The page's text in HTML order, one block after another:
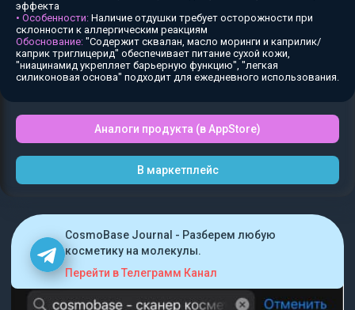
эффекта
• Особенности: Наличие отдушки требует осторожности при
склонности к аллергическим реакциям
Обоснование: "Содержит сквалан, масло моринги и каприлик/
каприк триглицерид" обеспечивает питание сухой кожи,
"ниацинамид укрепляет барьерную функцию", "легкая
силиконовая основа" подходит для ежедневного использования.
Аналоги продукта (в AppStore)
В маркетплейс
CosmoBase Journal - Разберем любую
косметику на молекулы.
Перейти в Телеграмм Канал